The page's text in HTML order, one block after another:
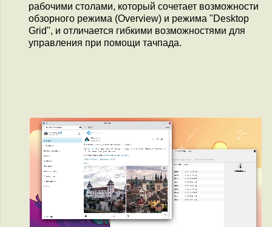
рабочими столами, который сочетает возможности
обзорного режима (Overview) и режима "Desktop
Grid", и отличается гибкими возможностями для
управления при помощи тачпада.